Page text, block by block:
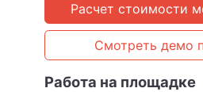
Расчет стоимости
Смотреть демо
Работа на площадке